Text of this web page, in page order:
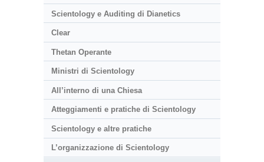
Scientology e Auditing di Dianetics
Clear
Thetan Operante
Ministri di Scientology
All’interno di una Chiesa
Atteggiamenti e pratiche di Scientology
Scientology e altre pratiche
L’organizzazione di Scientology